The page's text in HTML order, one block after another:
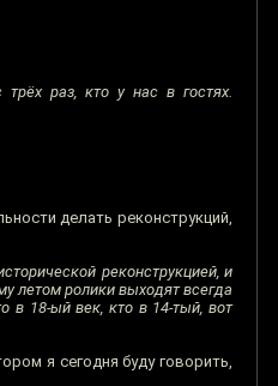
раз, кто у нас в гостях.
делать реконструкций,
реконструкцией, и
летом ролики выходят всегда
в 18-ый век, кто в 14-тый, вот
я сегодня буду говорить,